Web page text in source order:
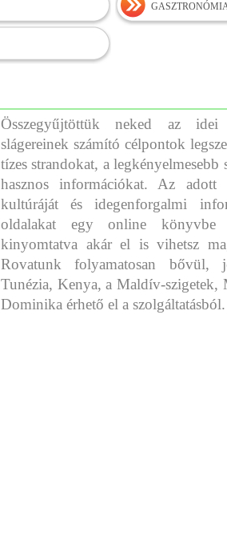
Összegyűjtöttük neked az idei
slágereinek számító célpontok
tízes strandokat, a legkényelmesebb
hasznos információkat. Az adott
kultúráját és idegenforgalmi
oldalakat egy online könyvbe
kinyomtatva akár el is vihetsz
Rovatunk folyamatosan bővül,
Tunézia, Kenya, a Maldív-
Dominika érhető el a szolgáltatásból.